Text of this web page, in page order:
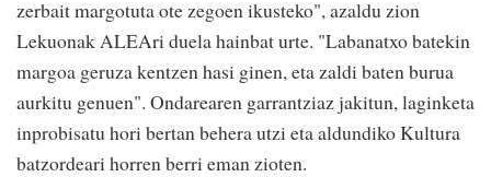
zerbait margotuta ote zegoen ikusteko", azaldu zion
Lekuonak ALEAri duela hainbat urte. "Labanatxo batekin
margoa geruza kentzen hasi ginen, eta zaldi baten burua
aurkitu genuen". Ondarearen garrantziaz jakitun, laginketa
inprobisatu hori bertan behera utzi eta aldundiko Kultura
batzordeari horren berri eman zioten.